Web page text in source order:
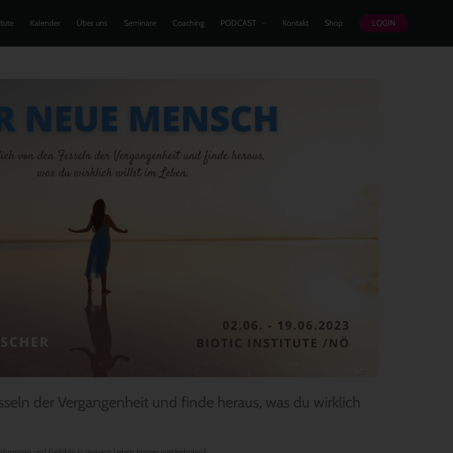
Kalender Über uns Seminare Coaching PODCAST Kontakt Shop LOGIN
der Vergangenheit und finde heraus, was du wirklich